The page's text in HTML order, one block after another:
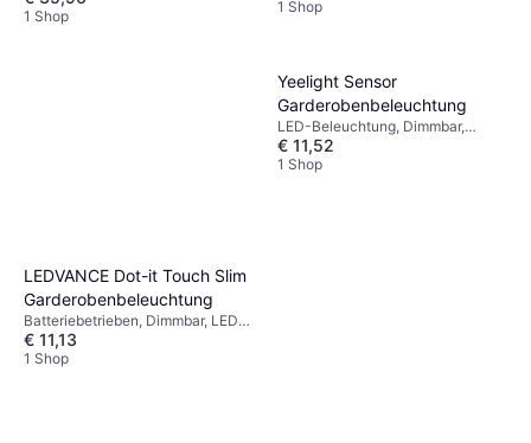
Yeelight Sensor
Garderobenbeleuchtung
LED-Beleuchtung, Dimmbar,
Schwarz, Metall, Kunststoff, IP-
Schutzart: IP20
€ 11,52
1 Shop
1 Shop
Schutzart: IP20
1 Shop
LEDVANCE Dot-it Touch Slim
Garderobenbeleuchtung
Batteriebetrieben, Dimmbar, LED-
Beleuchtung, Weiß, Kunststoff, IP-
Schutzart: IP20
€ 11,13
1 Shop